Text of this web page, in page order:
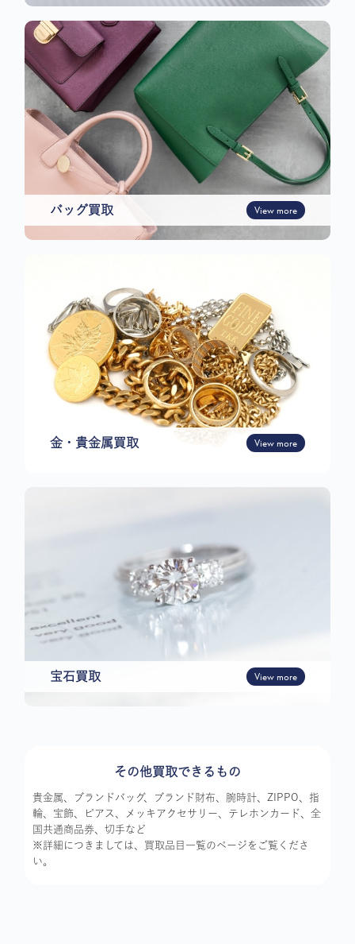
バッグ買取 View more
金・貴金属買取 View more
宝石買取 View more
その他買取できるもの
貴金属、ブランドバッグ、ブランド財布、腕時計、ZIPPO、指
輪、宝飾、ピアス、メッキアクセサリー、テレホンカード、全
国共通商品券、切手など
※詳細につきましては、買取品目一覧のページをご覧くださ
い。